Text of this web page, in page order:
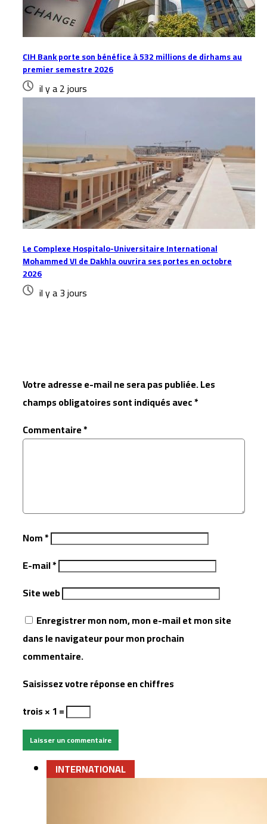
CIH Bank porte son bénéfice à 532 millions de dirhams au
premier semestre 2026
il y a 2 jours
Le Complexe Hospitalo-Universitaire International
Mohammed VI de Dakhla ouvrira ses portes en octobre
2026
il y a 3 jours
Votre adresse e-mail ne sera pas publiée.Les
champs obligatoires sont indiqués avec*
Commentaire*
Nom*
E-mail*
Site web
Enregistrer mon nom, mon e-mail et mon site
dans le navigateur pour mon prochain
commentaire.
Saisissez votre réponse en chiffres
trois × 1 =
INTERNATIONAL